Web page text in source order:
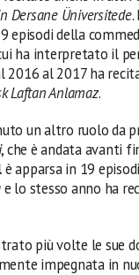
Dersane Üniversitede.
episodi della
ha interpretato il
2016 al 2017 ha
Laftan Anlamaz.
un altro ruolo da
, che è andata avanti
è apparsa in 19
e lo stesso anno ha
più volte le sue
impegnata in